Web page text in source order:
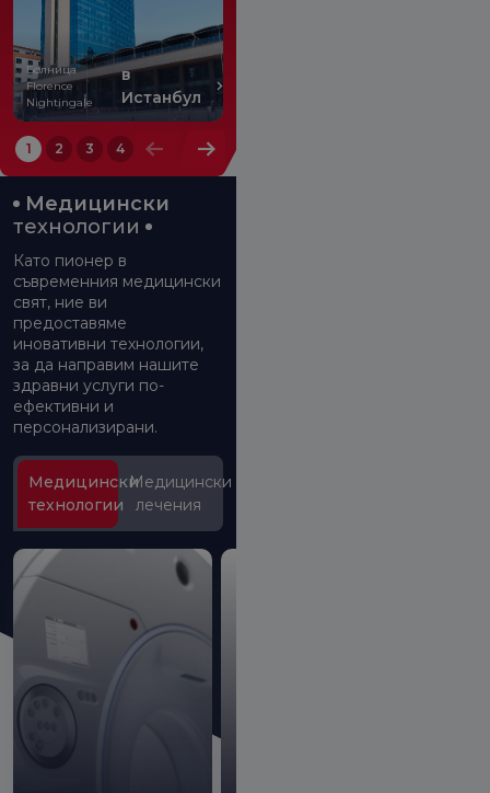
Болница
Florence
Nightingale
в
Истанбул
1 2 3 4
Медицински
технологии
Като пионер в
съвременния медицински
свят, ние ви
предоставяме
иновативни технологии,
за да направим нашите
здравни услуги по-
ефективни и
персонализирани.
Медицински
технологии
Медицински
лечения